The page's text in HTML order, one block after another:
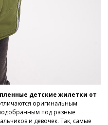
детские жилетки от
оригинальным
под разные
и девочек. Так, самые